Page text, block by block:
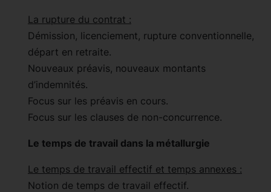
La rupture du contrat :
Démission, licenciement, rupture conventionnelle,
départ en retraite.
Nouveaux préavis, nouveaux montants
d’indemnités.
Focus sur les préavis en cours.
Focus sur les clauses de non-concurrence.
Le temps de travail dans la métallurgie
Le temps de travail effectif et temps annexes :
Notion de temps de travail effectif.